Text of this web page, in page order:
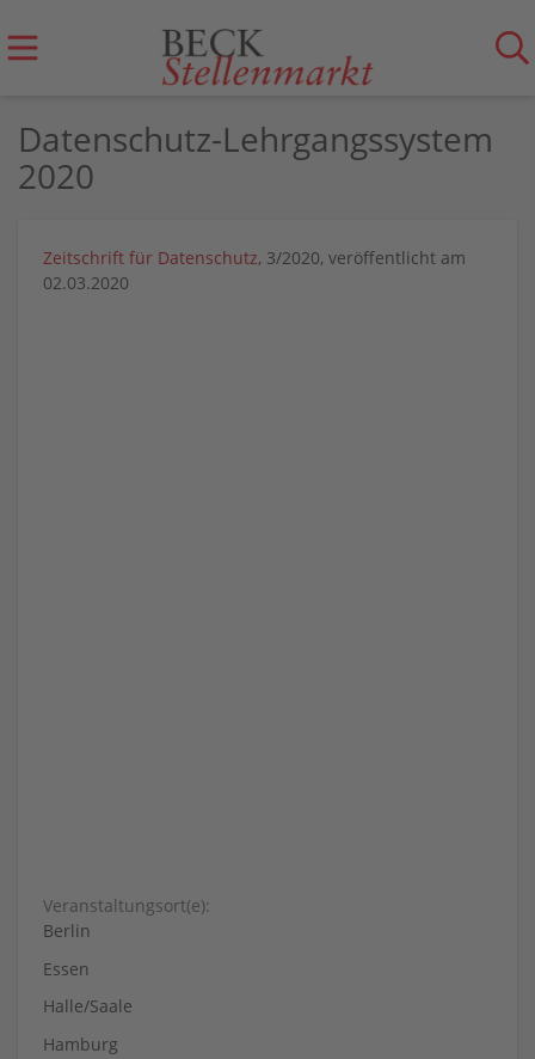
Datenschutz-Lehrgangssystem
2020
Zeitschrift für Datenschutz, 3/2020, veröffentlicht am
02.03.2020
Veranstaltungsort(e):
Berlin
Essen
Halle/Saale
Hamburg